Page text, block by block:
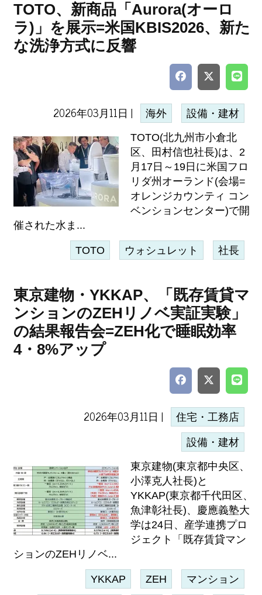
TOTO、新商品「Aurora(オーロ
ラ)」を展示=米国KBIS2026、新た
な洗浄方式に反響
2026年03月11日 | 海外 設備・建材
TOTO(北九州市小倉北
区、田村信也社長)は、2
月17日～19日に米国フロ
リダ州オーランド(会場=
オレンジカウンティ コン
ベンションセンター)で開
催された水ま...
TOTO ウォシュレット 社長
東京建物・YKKAP、「既存賃貸マ
ンションのZEHリノベ実証実験」
の結果報告会=ZEH化で睡眠効率
4・8%アップ
2026年03月11日 | 住宅・工務店
設備・建材
東京建物(東京都中央区、
小澤克人社長)と
YKKAP(東京都千代田区、
魚津彰社長)、慶應義塾大
学は24日、産学連携プロ
ジェクト「既存賃貸マン
ションのZEHリノベ...
YKKAP ZEH マンション